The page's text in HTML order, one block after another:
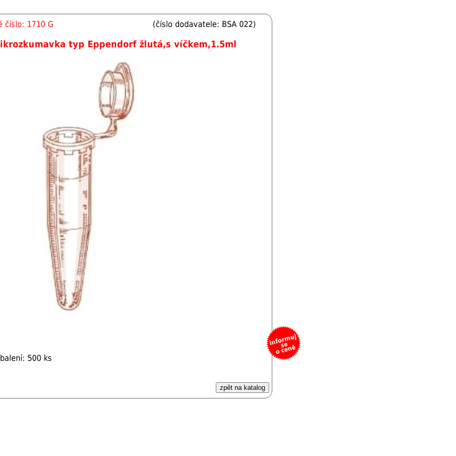
číslo: 1710 G (číslo dodavatele: BSA 022)
typ Eppendorf žlutá,s víčkem,1.5ml
500 ks